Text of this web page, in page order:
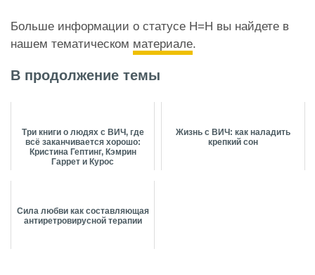
Больше информации о статусе Н=Н вы найдете в
нашем тематическом материале.
В продолжение темы
Три книги о людях с ВИЧ, где
всё заканчивается хорошо:
Кристина Гептинг, Кэмрин
Гаррет и Курос
Жизнь с ВИЧ: как наладить
крепкий сон
Сила любви как составляющая
антиретровирусной терапии